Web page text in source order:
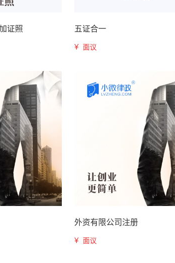
证照
五证合一
¥ 面议
外资有限公司注册
¥ 面议